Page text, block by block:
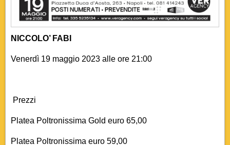
NICCOLO’ FABI
Venerdì 19 maggio 2023 alle ore 21:00
Prezzi
Platea Poltronissima Gold euro 65,00
Platea Poltronissima euro 59,00